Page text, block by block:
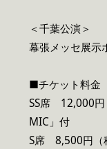
＜千葉公演＞
幕張メッセ展示
■チケット料金
SS席 12,000円
MIC」付
S席 8,500円（